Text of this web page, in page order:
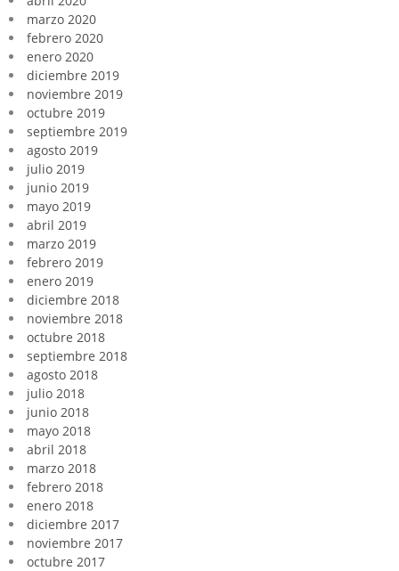
marzo 2020
febrero 2020
enero 2020
diciembre 2019
noviembre 2019
octubre 2019
septiembre 2019
agosto 2019
julio 2019
junio 2019
mayo 2019
abril 2019
marzo 2019
febrero 2019
enero 2019
diciembre 2018
noviembre 2018
octubre 2018
septiembre 2018
agosto 2018
julio 2018
junio 2018
mayo 2018
abril 2018
marzo 2018
febrero 2018
enero 2018
diciembre 2017
noviembre 2017
octubre 2017